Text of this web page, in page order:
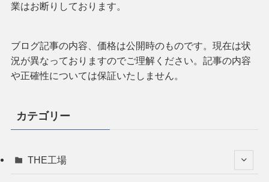
業はお断りしております。
ブログ記事の内容、価格は公開時のものです。現在は状
況が異なっておりますのでご理解ください。記事の内容
や正確性については保証いたしません。
カテゴリー
THE工場